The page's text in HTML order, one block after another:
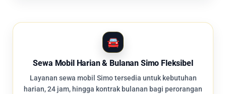
Sewa Mobil Harian & Bulanan Simo Fleksibel
Layanan sewa mobil Simo tersedia untuk kebutuhan
harian, 24 jam, hingga kontrak bulanan bagi perorangan